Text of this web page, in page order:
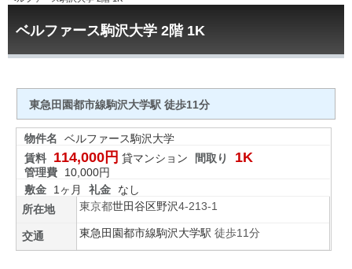
ベルファース駒沢大学 2階 1K
東急田園都市線駒沢大学駅 徒歩11分
物件名
ベルファース駒沢大学
賃料
114,000円 貸マンション 間取り 1K
管理費
10,000円
敷金
1ヶ月 礼金
なし
所在地
東京都世田谷区野沢4-213-1
交通 東急田園都市線駒沢大学駅 徒歩11分